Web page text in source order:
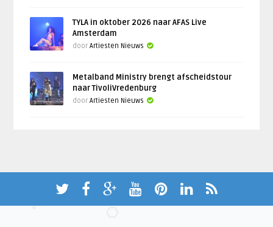
TYLA in oktober 2026 naar AFAS Live
Amsterdam
doorArtiesten Nieuws
Metalband Ministry brengt afscheidstour
naar TivoliVredenburg
doorArtiesten Nieuws